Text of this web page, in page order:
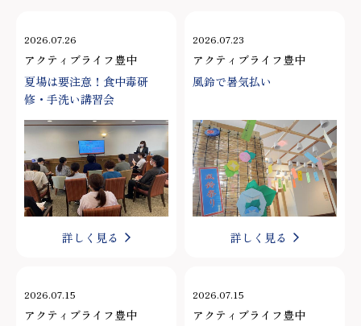
2026.07.26
アクティブライフ豊中
夏場は要注意！食中毒研
修・手洗い講習会
詳しく見る
2026.07.23
アクティブライフ豊中
風鈴で暑気払い
詳しく見る
2026.07.15
アクティブライフ豊中
2026.07.15
アクティブライフ豊中